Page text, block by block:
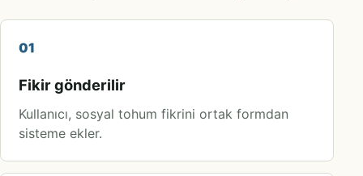
01
Fikir gönderilir
Kullanıcı, sosyal tohum fikrini ortak formdan
sisteme ekler.